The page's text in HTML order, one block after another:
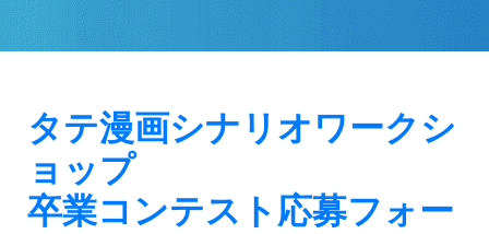
タテ漫画シナリオワークシ
ョップ
卒業コンテスト応募フォー